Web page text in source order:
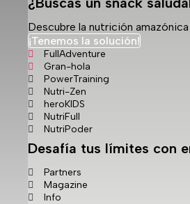
Descubre la nutrición
¡Tenemos la solución!
FullAdventure
Gran-hola
PowerTraining
Nutri-Zen
heroKIDS
NutriFull
NutriPoder
Desafía tus límites con
Partners
Magazine
Info